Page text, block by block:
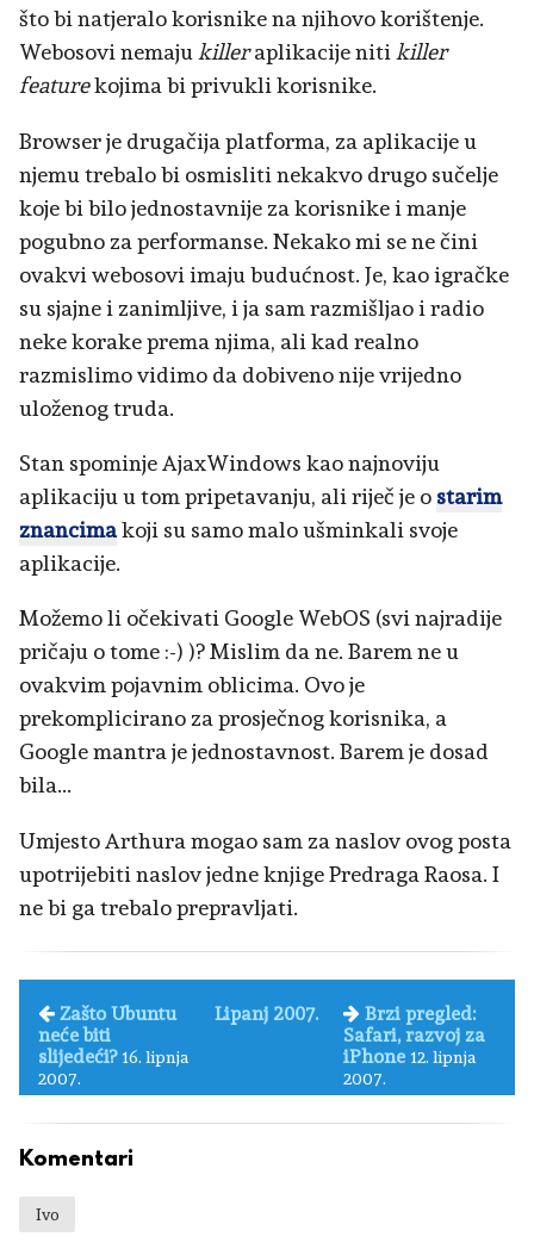
što bi natjeralo korisnike na njihovo korištenje.
Webosovi nemajukilleraplikacije nitikiller
featurekojima bi privukli korisnike.
Browser je drugačija platforma, za aplikacije u
njemu trebalo bi osmisliti nekakvo drugo sučelje
koje bi bilo jednostavnije za korisnike i manje
pogubno za performanse. Nekako mi se ne čini
ovakvi webosovi imaju budućnost. Je, kao igračke
su sjajne i zanimljive, i ja sam razmišljao i radio
neke korake prema njima, ali kad realno
razmislimo vidimo da dobiveno nije vrijedno
uloženog truda.
Stan spominje AjaxWindows kao najnoviju
aplikaciju u tom pripetavanju, ali riječ je o starim
znancimakoji su samo malo ušminkali svoje
aplikacije.
Možemo li očekivati Google WebOS (svi najradije
pričaju o tome :-) )? Mislim da ne. Barem ne u
ovakvim pojavnim oblicima. Ovo je
prekomplicirano za prosječnog korisnika, a
Google mantra je jednostavnost. Barem je dosad
bila...
Umjesto Arthura mogao sam za naslov ovog posta
upotrijebiti naslov jedne knjige Predraga Raosa. I
ne bi ga trebalo prepravljati.
Zašto Ubuntu
neće biti
slijedeći? 16. lipnja
2007.
Lipanj 2007.
Brzi pregled:
Safari, razvoj za
iPhone 12. lipnja
2007.
Komentari
Ivo